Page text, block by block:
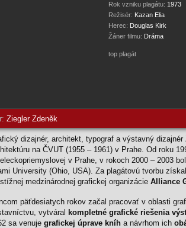
Rok vzniku plagátu: 1973
Režisér: Kazan Elia
Herec: Douglas Kirk
Žáner filmu: Dráma
top plagát
Ziegler Zdeněk
dizajnér, architekt, typograf a výstavný
na ČVUT (1955 – 1961) v Prahe. Od roku
v Prahe, v rokoch 2000 – 2003
University (Ohio, USA). Za plagátovú tvorbu
medzinárodnej grafickej organizácie Alliance
päťdesiatych rokov začal pracovať v oblasti
vytváral kompletné grafické riešenia
sa venuje grafickej úprave kníh a návrhom ich